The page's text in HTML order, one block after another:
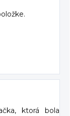
ktorá bola